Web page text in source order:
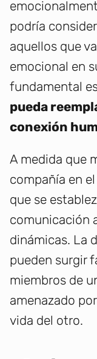
podría
aquellos que
emocional en
fundamental
pueda
conexión
A medida que
compañía en
que se
comunicación
dinámicas. La
pueden surgir
miembros de
amenazado
vida del otro.